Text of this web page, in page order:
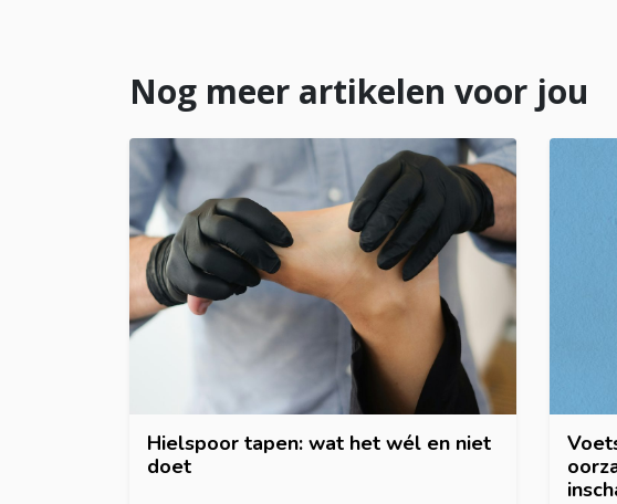
Nog meer artikelen voor jou
Hielspoor tapen: wat het wél en niet
doet